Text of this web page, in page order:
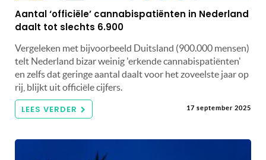
Aantal ‘officiële’ cannabispatiënten in Nederland
daalt tot slechts 6.900
Vergeleken met bijvoorbeeld Duitsland (900.000 mensen)
telt Nederland bizar weinig 'erkende cannabispatiënten'
en zelfs dat geringe aantal daalt voor het zoveelste jaar op
rij, blijkt uit officiële cijfers.
LEES VERDER 17 september 2025